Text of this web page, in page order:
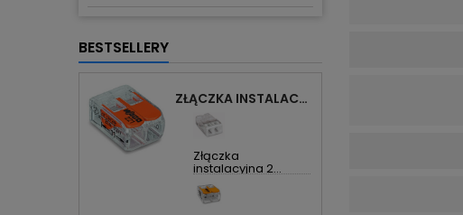
BESTSELLERY
ZŁĄCZKA INSTALACYJNA 2X UNIWERSALNA COMPACT 221-412 WAGO
Złączka
instalacyjna 2...